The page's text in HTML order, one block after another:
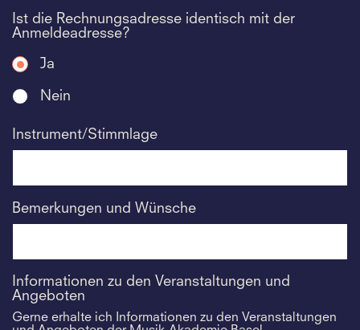
Ist die Rechnungsadresse identisch mit der
Anmeldeadresse?
Ja
Nein
Instrument/Stimmlage
Bemerkungen und Wünsche
Informationen zu den Veranstaltungen und
Angeboten
Gerne erhalte ich Informationen zu den Veranstaltungen